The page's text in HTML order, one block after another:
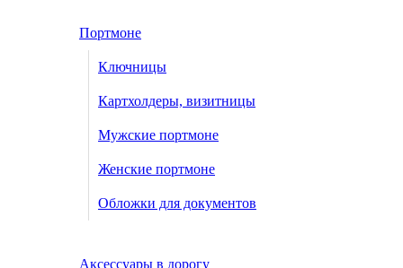
Портмоне
Ключницы
Картхолдеры, визитницы
Мужские портмоне
Женские портмоне
Обложки для документов
Аксессуары в дорогу